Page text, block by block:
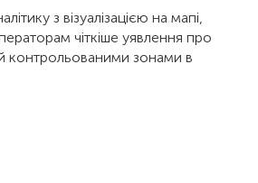
з візуалізацією на мапі,
чіткіше уявлення про
контрольованими зонами в